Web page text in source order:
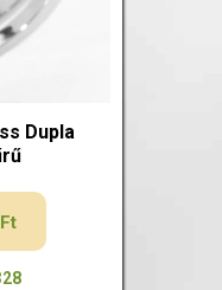
Dupla
Ft